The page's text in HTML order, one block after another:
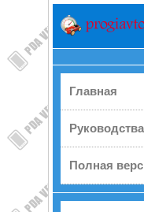
Главная
Руководства
Полная